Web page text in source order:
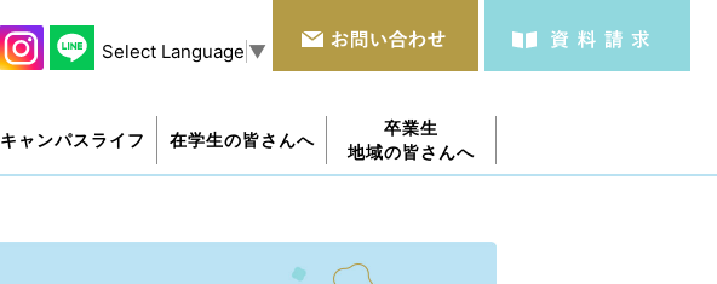
Select Language ▼
キャンパスライフ 在学生の皆さんへ
卒業生
地域の皆さんへ